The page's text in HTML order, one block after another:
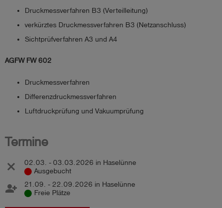
Druckmessverfahren B3 (Verteilleitung)
verkürztes Druckmessverfahren B3 (Netzanschluss)
Sichtprüfverfahren A3 und A4
AGFWFW 602
Druckmessverfahren
Differenzdruckmessverfahren
Luftdruckprüfung und Vakuumprüfung
Termine
02.03. - 03.03.2026 in Haselünne
Ausgebucht
21.09. - 22.09.2026 in Haselünne
Freie Plätze